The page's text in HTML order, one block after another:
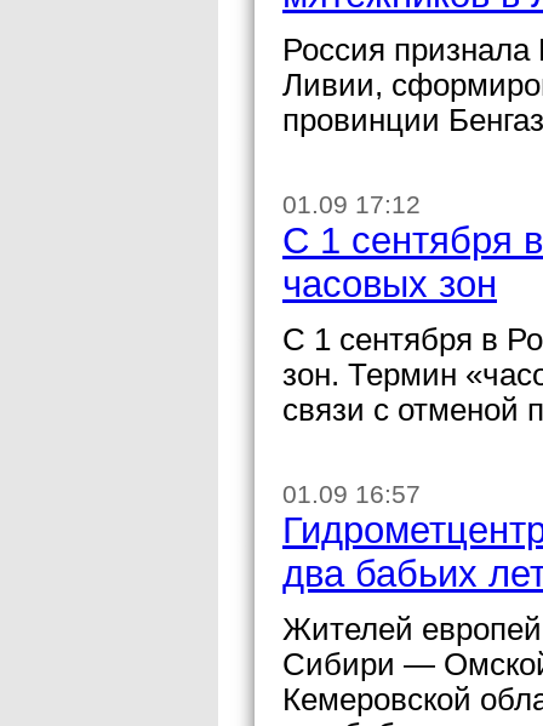
Россия
Ливии,
провинции
01.09 17:12
С 1 сентября
часовых зон
С 1 сентября в
зон. Термин
связи с отменой
01.09 16:57
два бабьих
Жителей
Сибири —
Кемеровской